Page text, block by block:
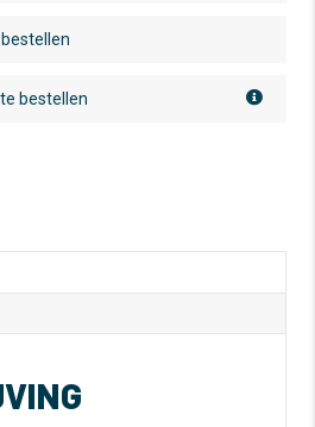
bestellen